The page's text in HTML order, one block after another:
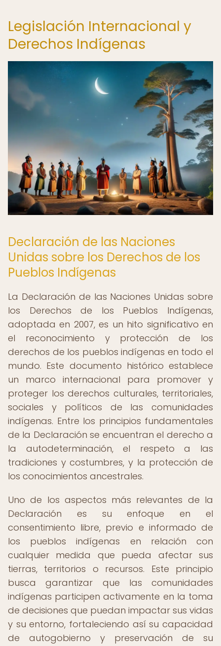
Legislación Internacional y
Derechos Indígenas
Declaración de las Naciones
Unidas sobre los Derechos de los
Pueblos Indígenas
La Declaración de las Naciones Unidas sobre
los Derechos de los Pueblos Indígenas,
adoptada en 2007, es un hito significativo en
el reconocimiento y protección de los
derechos de los pueblos indígenas en todo el
mundo. Este documento histórico establece
un marco internacional para promover y
proteger los derechos culturales, territoriales,
sociales y políticos de las comunidades
indígenas. Entre los principios fundamentales
de la Declaración se encuentran el derecho a
la autodeterminación, el respeto a las
tradiciones y costumbres, y la protección de
los conocimientos ancestrales.
Uno de los aspectos más relevantes de la
Declaración es su enfoque en el
consentimiento libre, previo e informado de
los pueblos indígenas en relación con
cualquier medida que pueda afectar sus
tierras, territorios o recursos. Este principio
busca garantizar que las comunidades
indígenas participen activamente en la toma
de decisiones que puedan impactar sus vidas
y su entorno, fortaleciendo así su capacidad
de autogobierno y preservación de su